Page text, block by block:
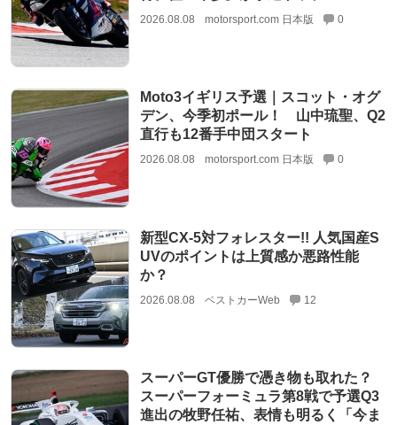
2026.08.08 motorsport.com 日本版 0
Moto3イギリス予選｜スコット・オグ
デン、今季初ポール！ 山中琉聖、Q2
直行も12番手中団スタート
2026.08.08 motorsport.com 日本版 0
新型CX-5対フォレスター!! 人気国産S
UVのポイントは上質感か悪路性能
か？
2026.08.08 ベストカーWeb 12
スーパーGT優勝で憑き物も取れた？
スーパーフォーミュラ第8戦で予選Q3
進出の牧野任祐、表情も明るく「今ま